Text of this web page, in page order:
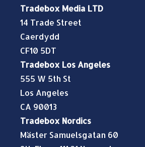
Tradebox Media LTD
14 Trade Street
Caerdydd
CF10 5DT
Tradebox Los Angeles
555 W 5th St
Los Angeles
CA 90013
Tradebox Nordics
Mäster Samuelsgatan 60